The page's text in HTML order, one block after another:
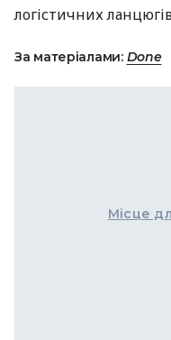
логістичних
За матеріалами: Done
Місце